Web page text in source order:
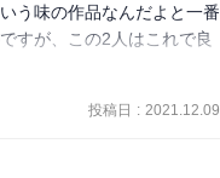
う味の作品なんだよと一番
すが、この2人はこれで良
投稿日 : 2021.12.09